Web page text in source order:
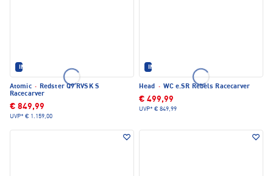
IM SET ERHÄLTLICH
Atomic · Redster Q9 RVSK S
Racecarver
€ 849,99
UVP* € 1.159,00
IM SET ERHÄLTLICH
Head · WC e.SR Rebels Racecarver
€ 499,99
UVP* € 849,99